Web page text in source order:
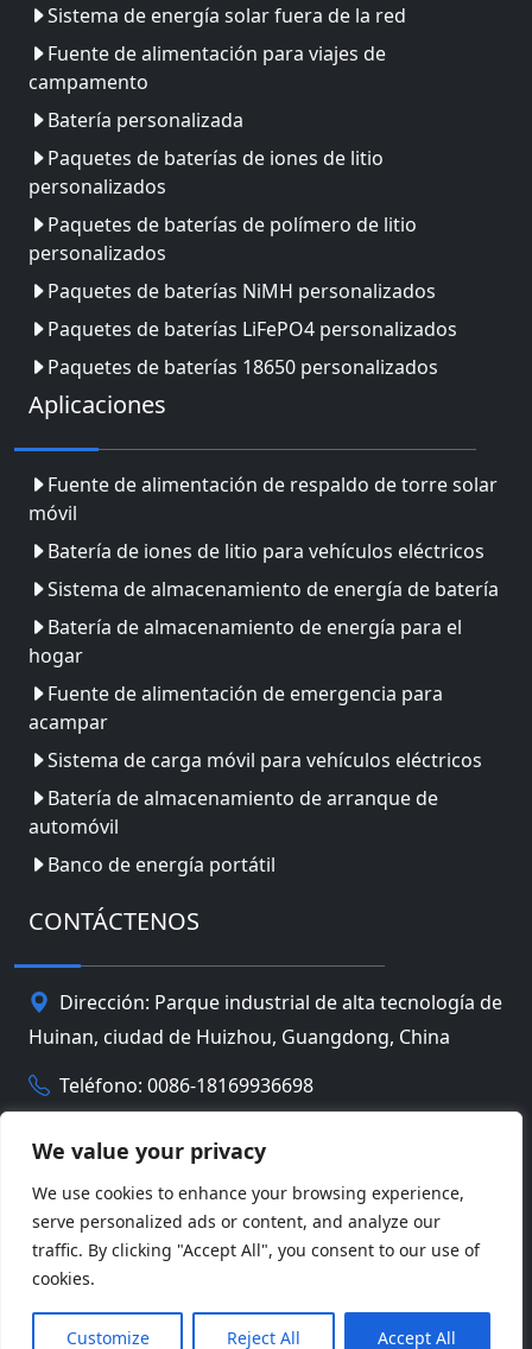
We value your privacy
We use cookies to enhance your browsing experience,
serve personalized ads or content, and analyze our
traffic. By clicking "Accept All", you consent to our use of
cookies.
Customize Reject All Accept All
Sistema de energía solar fuera de la red
Fuente de alimentación para viajes de
campamento
Batería personalizada
Paquetes de baterías de iones de litio
personalizados
Paquetes de baterías de polímero de litio
personalizados
Paquetes de baterías NiMH personalizados
Paquetes de baterías LiFePO4 personalizados
Paquetes de baterías 18650 personalizados
Aplicaciones
Fuente de alimentación de respaldo de torre solar
móvil
Batería de iones de litio para vehículos eléctricos
Sistema de almacenamiento de energía de batería
Batería de almacenamiento de energía para el
hogar
Fuente de alimentación de emergencia para
acampar
Sistema de carga móvil para vehículos eléctricos
Batería de almacenamiento de arranque de
automóvil
Banco de energía portátil
CONTÁCTENOS
Dirección: Parque industrial de alta tecnología de
Huinan, ciudad de Huizhou, Guangdong, China
Teléfono: 0086-18169936698
Email: info@jbbatterychina.com
Política de privacidad
© Derechos de autor 2026 Tecnología limitada de la
derechos.